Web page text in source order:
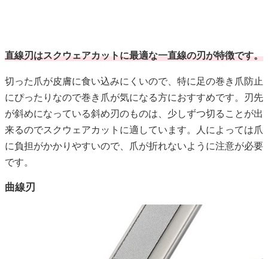
直線刃はスクウェアカットに最適な一直線の刃が特徴です。
切った爪が皮膚に食い込みにくいので、特に足の巻き爪防止
にぴったりなので巻き爪が気になる方におすすめです。刃先
が斜めになっている斜め刃のものは、少しずつ切ることが出
来るのでスクウェアカットに適しています。人によっては爪
に負担がかかりやすいので、爪が折れないように注意が必要
です。
曲線刃